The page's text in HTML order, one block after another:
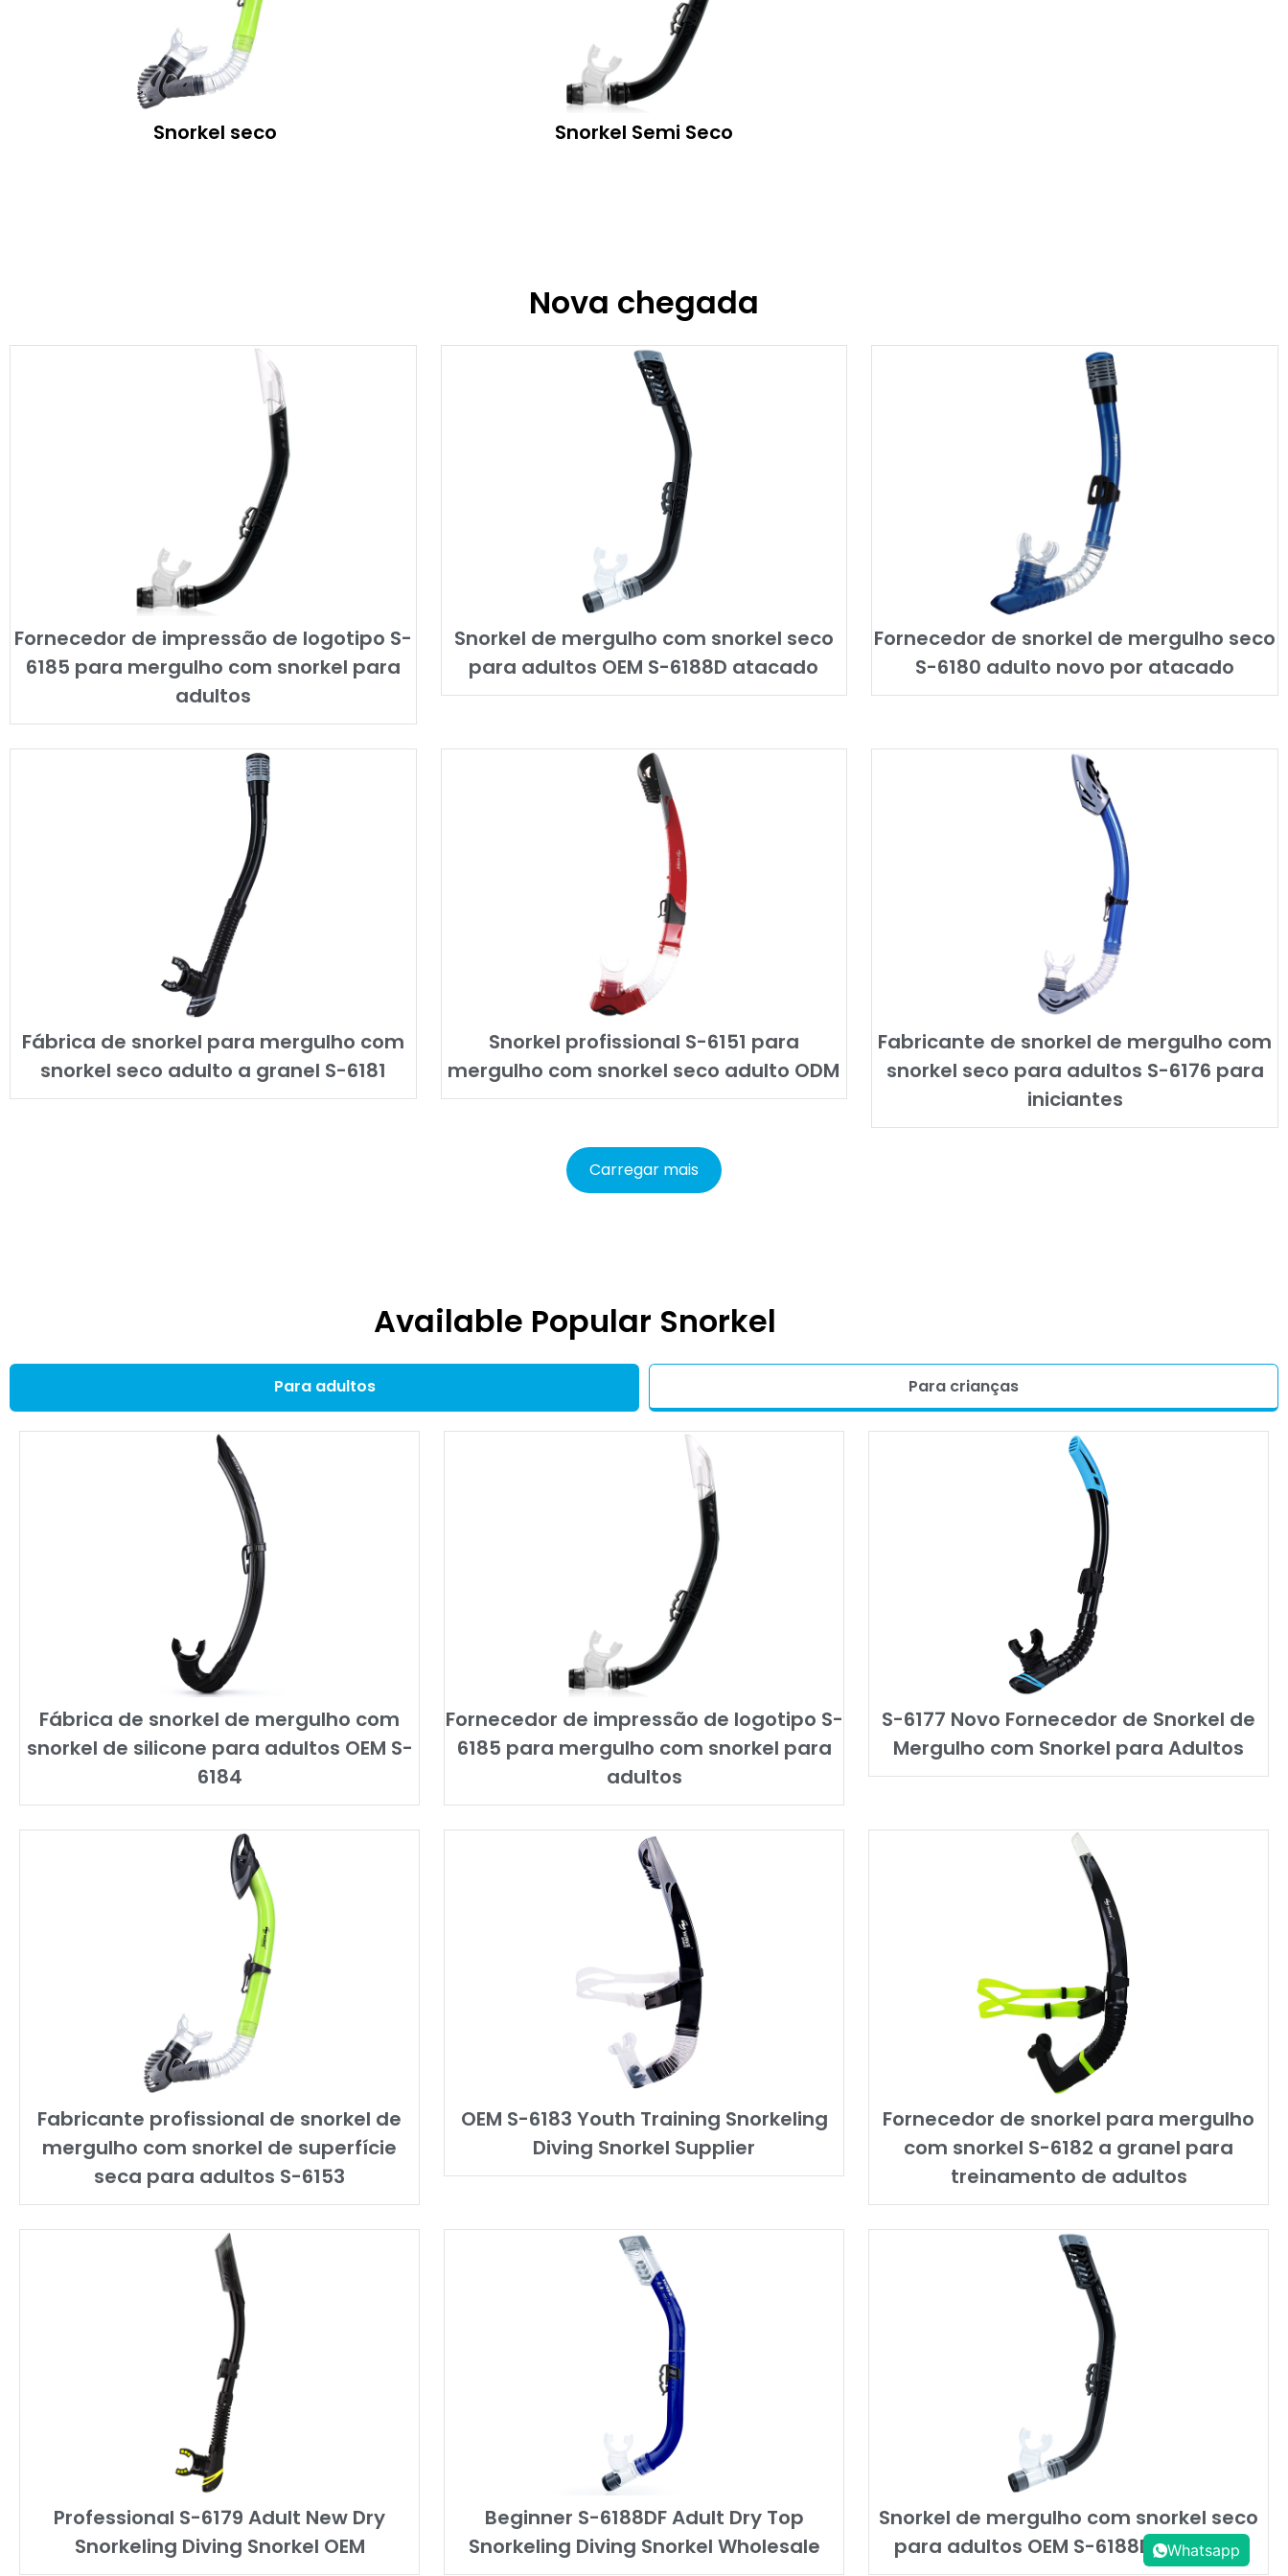
Snorkel seco Snorkel Semi Seco
Nova chegada
Fornecedor de impressão de logotipo S-
6185 para mergulho com snorkel para
adultos
Snorkel de mergulho com snorkel seco
para adultos OEM S-6188D atacado
Fornecedor de snorkel de mergulho seco
S-6180 adulto novo por atacado
Fábrica de snorkel para mergulho com
snorkel seco adulto a granel S-6181
Snorkel profissional S-6151 para
mergulho com snorkel seco adulto ODM
Fabricante de snorkel de mergulho com
snorkel seco para adultos S-6176 para
iniciantes
Carregar mais
Available Popular Snorkel
Para adultos Para crianças
Fábrica de snorkel de mergulho com
snorkel de silicone para adultos OEM S-
6184
Fornecedor de impressão de logotipo S-
6185 para mergulho com snorkel para
adultos
S-6177 Novo Fornecedor de Snorkel de
Mergulho com Snorkel para Adultos
Fabricante profissional de snorkel de
mergulho com snorkel de superfície
seca para adultos S-6153
OEM S-6183 Youth Training Snorkeling
Diving Snorkel Supplier
Fornecedor de snorkel para mergulho
com snorkel S-6182 a granel para
treinamento de adultos
Professional S-6179 Adult New Dry
Snorkeling Diving Snorkel OEM
Beginner S-6188DF Adult Dry Top
Snorkeling Diving Snorkel Wholesale
Snorkel de mergulho com snorkel seco
para adultos OEM S-6188D atacado
Whatsapp